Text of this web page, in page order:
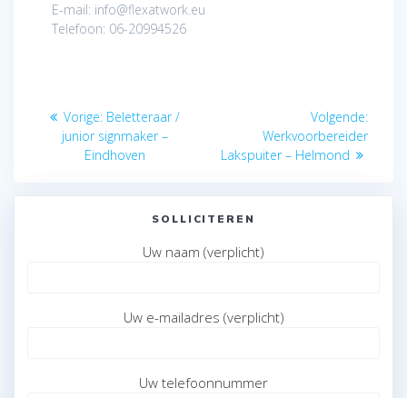
E-mail: info@flexatwork.eu
Telefoon: 06-20994526
Bericht
navigatie
Vorige: Vorig
bericht:
Beletteraar /
junior signmaker –
Eindhoven
Volgende:
Werkvoorbereider
Lakspuiter – Helmond
SOLLICITEREN
Uw naam (verplicht)
Uw e-mailadres (verplicht)
Uw telefoonnummer